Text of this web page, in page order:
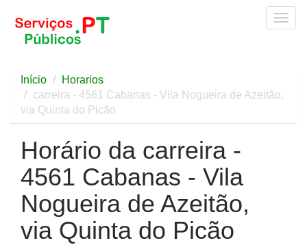
Início
Horarios
carreira - 4561 Cabanas - Vila Nogueira de Azeitão,
via Quinta do Picão
Horário da carreira -
4561 Cabanas - Vila
Nogueira de Azeitão,
via Quinta do Picão